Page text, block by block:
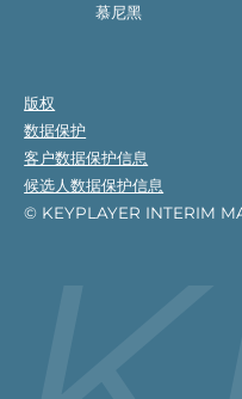
慕尼黑
版权
数据保护
客户数据保护信息
候选人数据保护信息
© KEYPLAYER INTERIM